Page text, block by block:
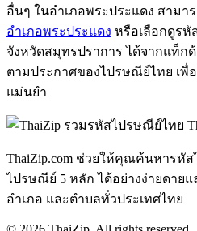
อื่นๆ ในอำเภอพระประแดง สามา
อำเภอพระประแดง หรือเลือกดูรหั
จังหวัดสมุทรปราการ ได้จากแท็
ตามประกาศของไปรษณีย์ไทย เพื่
แม่นยำ
ThaiZip.com ช่วยให้คุณค้นหารหั
ไปรษณีย์ 5 หลัก ได้อย่างง่ายดาย
อำเภอ และตำบลทั่วประเทศไทย